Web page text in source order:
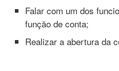
Falar com um dos
função de conta;
Realizar a abertura da